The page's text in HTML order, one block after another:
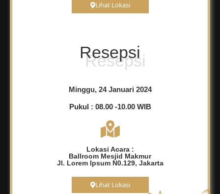
Lihat Lokasi
Resepsi
Minggu, 24 Januari 2024
Pukul : 08.00 -10.00 WIB
Lokasi Acara :
Ballroom Mesjid Makmur
Jl. Lorem Ipsum N0.129, Jakarta
Lihat Lokasi